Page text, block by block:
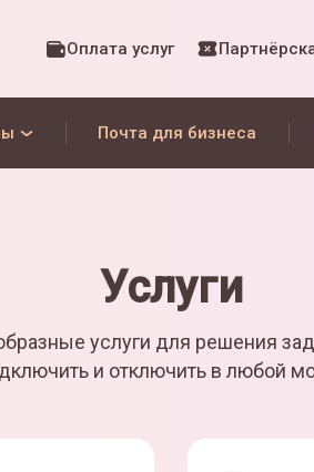
Оплата услуг
Почта для бизнеса
Услуги
услуги для решения
и отключить в любой